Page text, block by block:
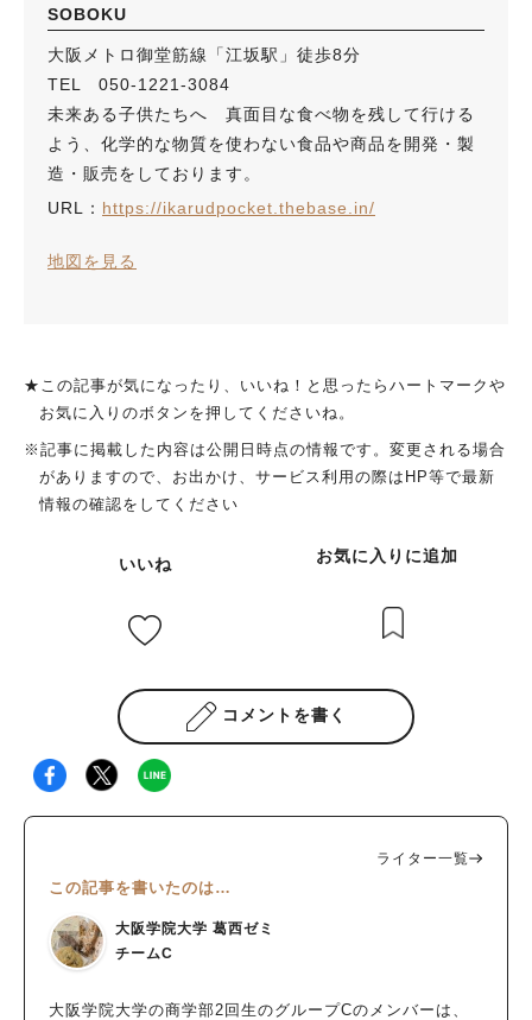
SOBOKU
大阪メトロ御堂筋線「江坂駅」徒歩8分
TEL 050-1221-3084
未来ある子供たちへ 真面目な食べ物を残して行ける
よう、化学的な物質を使わない食品や商品を開発・製
造・販売をしております。
URL： https://ikarudpocket.thebase.in/
地図を見る
★この記事が気になったり、いいね！と思ったらハートマークや
お気に入りのボタンを押してくださいね。
※記事に掲載した内容は公開日時点の情報です。変更される場合
がありますので、お出かけ、サービス利用の際はHP等で最新
情報の確認をしてください
いいね お気に入りに追加
コメントを書く
ライター一覧
この記事を書いたのは…
大阪学院大学 葛西ゼミ
チームC
大阪学院大学の商学部2回生のグループCのメンバーは、